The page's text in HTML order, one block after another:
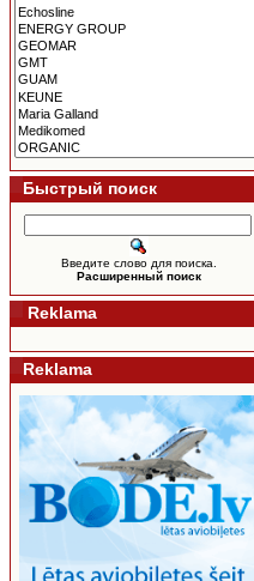
Быстрый поиск
Введите слово для поиска.
Расширенный поиск
Reklama
Reklama